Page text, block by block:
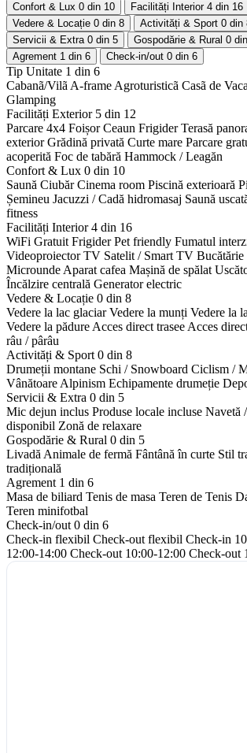
Confort & Lux 0 din 10 Facilități Interior 4 din 16
Vedere & Locație 0 din 8 Activități & Sport 0 din
Servicii & Extra 0 din 5 Gospodărie & Rural 0
Agrement 1 din 6 Check-in/out 0 din 6
Tip Unitate 1 din 6
Cabanã/Vilã A-frame Agroturisticã Casã de
Glamping
Facilități Exterior 5 din 12
Parcare 4x4 Foișor Ceaun Frigider Terasă
exterior Grădină privată Curte mare Parcare
acoperită Foc de tabără Hammock / Leagăn
Confort & Lux 0 din 10
Saună Ciubăr Cinema room Piscină exterioară
Șemineu Jacuzzi / Cadă hidromasaj Saună
fitness
Facilități Interior4 din 16
WiFi Gratuit Frigider Pet friendly Fumatul
Videoproiector TV Satelit / Smart TV Bucătărie
Microunde Aparat cafea Mașină de spălat
Încălzire centrală Generator electric
Vedere & Locație 0 din 8
Vedere la lac glaciar Vedere la munți Vedere la
Vedere la pădure Acces direct trasee Acces
râu / pârâu
Activități & Sport 0 din 8
Drumeții montane Schi / Snowboard Ciclism /
Vânătoare Alpinism Echipamente drumeție
Servicii & Extra 0 din 5
Mic dejun inclus Produse locale incluse Navetă
disponibil Zonă de relaxare
Gospodărie & Rural 0 din 5
Livadă Animale de fermă Fântână în curte Stil
tradițională
Agrement 1 din 6
Masa de biliard Tenis de masa Teren de Tenis
Teren minifotbal
Check-in/out 0 din 6
Check-in flexibil Check-out flexibil Check-in
12:00-14:00 Check-out 10:00-12:00 Check-out